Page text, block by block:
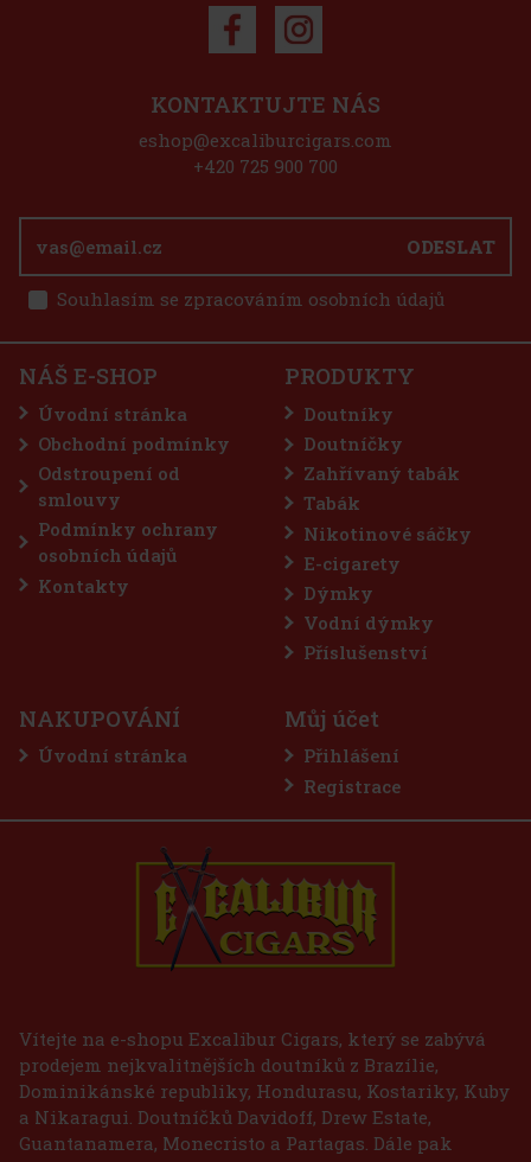
E-Zigarette Lost Mary TAPPO Metal - baterie 750
SKLADEM(1 ks)
SKLADEM(5 ks)
62 Kč bez DPH 75 Kč
E-Zigarette LIO BASE PRO - Gold
(2 ks)
62Kč bez DPH 75 Kč
Do košíku
ODESLAT
Souhlasím se zpracováním osobních údajů
KONTAKTUJTE NÁS
eshop@excaliburcigars.com
+420 725 900 700
NÁŠ E-SHOP
Úvodní stránka
Obchodní podmínky
Odstroupení od
smlouvy
Podmínky ochrany
osobních údajů
Kontakty
PRODUKTY
Doutníky
Doutníčky
Zahřívaný tabák
Tabák
Nikotinové sáčky
E-cigarety
Dýmky
Vodní dýmky
Příslušenství
NAKUPOVÁNÍ
Úvodní stránka
Můj účet
Přihlášení
Registrace
Vítejte na e-shopu Excalibur Cigars, který se zabývá
prodejem nejkvalitnějších doutníků z Brazílie,
Dominikánské republiky, Hondurasu, Kostariky, Kuby
a Nikaragui. Doutníčků Davidoff, Drew Estate,
Guantanamera, Monecristo a Partagas. Dále pak